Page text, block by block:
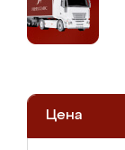
Цена